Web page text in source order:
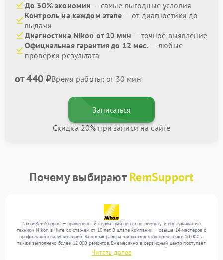
До 30% экономии — самые выгодные условия
Контроль на каждом этапе — от диагностики до
выдачи
Диагностика Nikon от 10 мин — точное выявление
Официальная гарантия до 12 мес. — любые
проверки результата
от 440 ₽Время работы: от 30 мин
Записаться
Скидка 20% при записи на сайте
Почему выбираютRemSupport
NikonRemSupport — проверенный сервисный центр по ремонту и обслуживанию
техники Nikon в Чите со стажем от 10 лет. В штате компании — свыше 14 мастеров с
профильной квалификацией. За время работы число клиентов превысило 10 000, а
также выполнено более 12 000 ремонтов. Ежемесячно в сервисный центр поступает
более 300 устройств, включая , , . Мы беремся за задачи любой сложности и
поддерживаем высокий стандарт качества благодаря квалификации мастеров.
Читать далее